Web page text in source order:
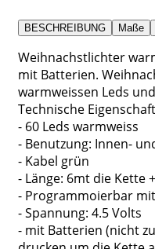
BESCHREIBUNG Maße
Weihnachstlichter
mit Batterien.
warmweissen Leds
Technische
- 60 Leds warmweiss
- Benutzung: Innen-
- Kabel grün
- Länge: 6mt die Kette
- Programmoierbar
- Spannung: 4.5 Volts
- mit Batterien (nicht